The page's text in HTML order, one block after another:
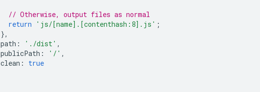
// Otherwise, output files as normal
return
'js/[name].[contenthash:8].js' ;
},
path : './dist' ,
publicPath : '/' ,
clean :
true